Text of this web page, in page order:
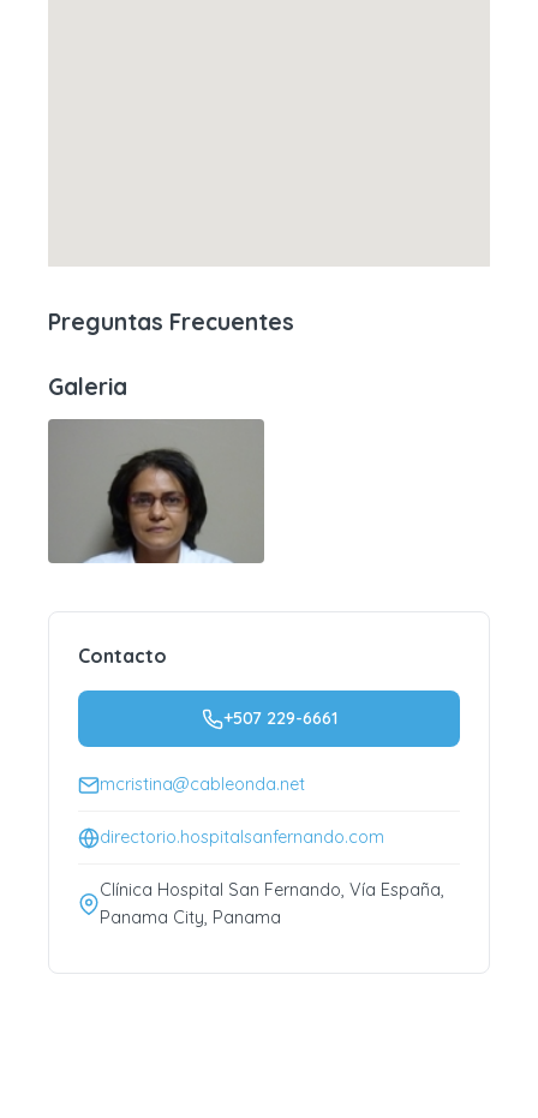
Preguntas Frecuentes
Galeria
Contacto
+507 229-6661
mcristina@cableonda.net
directorio.hospitalsanfernando.com
Clínica Hospital San Fernando, Vía España,
Panama City, Panama